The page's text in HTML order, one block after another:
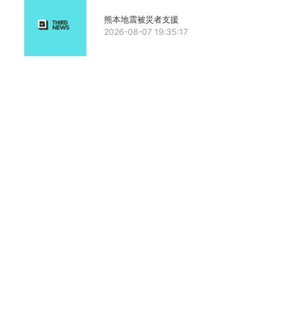
熊本地震被災者支援
2026-08-07 19:35:17